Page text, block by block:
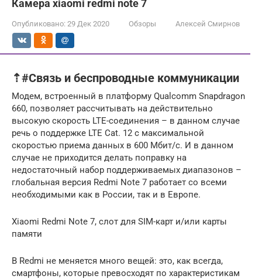
Камера xiaomi redmi note 7
Опубликовано: 29 Дек 2020 Обзоры Алексей Смирнов
⇡#Связь и беспроводные коммуникации
Модем, встроенный в платформу Qualcomm Snapdragon
660, позволяет рассчитывать на действительно
высокую скорость LTE-соединения – в данном случае
речь о поддержке LTE Cat. 12 c максимальной
скоростью приема данных в 600 Мбит/с. И в данном
случае не приходится делать поправку на
недостаточный набор поддерживаемых диапазонов –
глобальная версия Redmi Note 7 работает со всеми
необходимыми как в России, так и в Европе.
Xiaomi Redmi Note 7, слот для SIM-карт и/или карты
памяти
В Redmi не меняется много вещей: это, как всегда,
смартфоны, которые превосходят по характеристикам